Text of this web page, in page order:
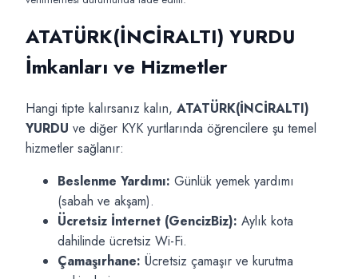
ATATÜRK(İNCİRALTI) YURDU
İmkanları ve Hizmetler
Hangi tipte kalırsanız kalın, ATATÜRK(İNCİRALTI)
YURDU ve diğer KYK yurtlarında öğrencilere şu temel
hizmetler sağlanır:
Beslenme Yardımı: Günlük yemek yardımı
(sabah ve akşam).
Ücretsiz İnternet (GencizBiz): Aylık kota
dahilinde ücretsiz Wi-Fi.
Çamaşırhane: Ücretsiz çamaşır ve kurutma